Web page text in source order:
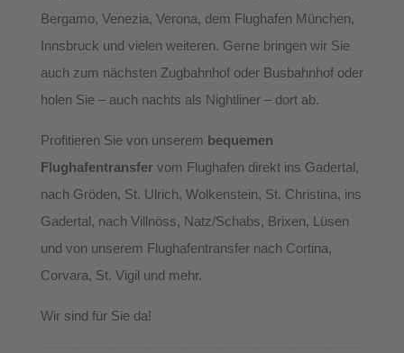
Bergamo, Venezia, Verona, dem Flughafen München,
Innsbruck und vielen weiteren. Gerne bringen wir Sie
auch zum nächsten Zugbahnhof oder Busbahnhof oder
holen Sie – auch nachts als Nightliner – dort ab.
Profitieren Sie von unserem bequemen
Flughafentransfervom Flughafen direkt ins Gadertal,
nach Gröden, St. Ulrich, Wolkenstein, St. Christina, ins
Gadertal, nach Villnöss, Natz/Schabs, Brixen, Lüsen
und von unserem Flughafentransfer nach Cortina,
Corvara, St. Vigil und mehr.
Wir sind für Sie da!